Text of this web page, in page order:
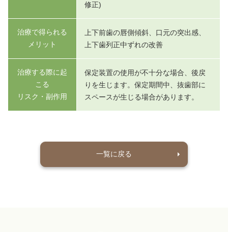
修正)
治療で得られる
メリット
上下前歯の唇側傾斜、口元の突出感、
上下歯列正中ずれの改善
治療する際に起
こる
リスク・副作用
保定装置の使用が不十分な場合、後戻
りを生じます。保定期間中、抜歯部に
スペースが生じる場合があります。
一覧に戻る